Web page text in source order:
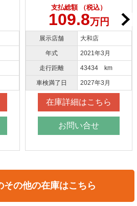
支払総額 （税込）
109.8万円
展示店舗 大和店
年式 2021年3月
走行距離 43434 km
車検満了日 2027年3月
在庫詳細はこちら
お問い合せ
その他の在庫はこちら